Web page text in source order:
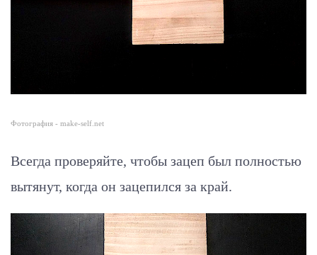
Фотография - make-self.net
Всегда проверяйте, чтобы зацеп был полностью
вытянут, когда он зацепился за край.